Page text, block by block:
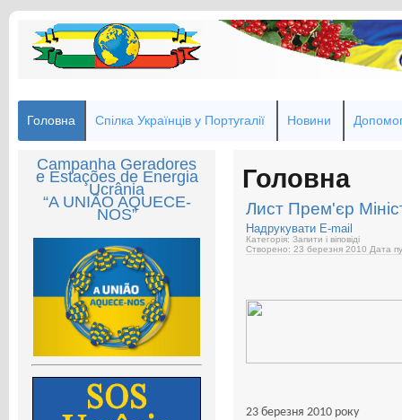
Головна Спілка Українців у Португалії Новини
Campanha Geradores
e Estações de Energia
Ucrânia
“A UNIÃO AQUECE-
NOS”
Головна
Лист Прем'єр
Надрукувати E-mail
Категорія: Запити і віповіді
Створено: 23 березня 2010 Дата
23 березня 2010 року